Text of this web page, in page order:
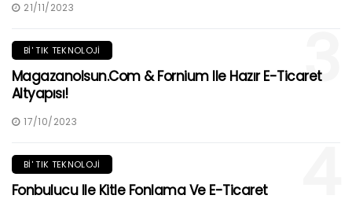
21/11/2023
3
BI' TIK TEKNOLOJI
Magazanolsun.com & Fornium Ile Hazır E-Ticaret
Altyapısı!
17/10/2023
BI' TIK TEKNOLOJI
Fonbulucu Ile Kitle Fonlama Ve E-Ticaret